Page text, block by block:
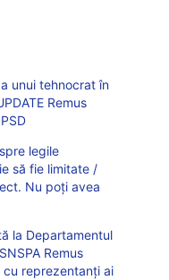
unui tehnocrat în
Remus
legile
să fie limitate /
Nu poți avea
la Departamentul
Remus
cu reprezentanți ai